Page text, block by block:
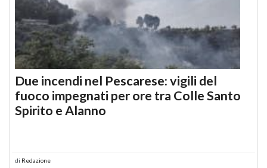
Due incendi nel Pescarese: vigili del
fuoco impegnati per ore tra Colle Santo
Spirito e Alanno
di Redazione